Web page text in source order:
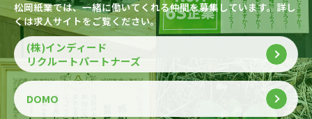
松岡紙業では、一緒に働いてくれる仲間を募集しています。詳し
くは求人サイトをご覧ください。
(株)インディード
リクルートパートナーズ
DOMO